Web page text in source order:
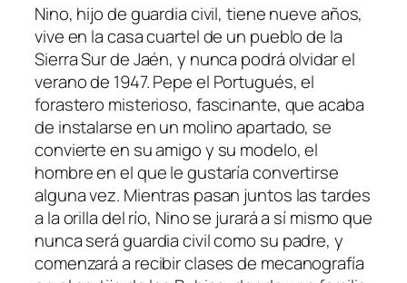
Nino, hijo de guardia civil, tiene nueve años,
vive en la casa cuartel de un pueblo de la
Sierra Sur de Jaén, y nunca podrá olvidar el
verano de 1947. Pepe el Portugués, el
forastero misterioso, fascinante, que acaba
de instalarse en un molino apartado, se
convierte en su amigo y su modelo, el
hombre en el que le gustaría convertirse
alguna vez. Mientras pasan juntos las tardes
a la orilla del río, Nino se jurará a sí mismo que
nunca será guardia civil como su padre, y
comenzará a recibir clases de mecanografía